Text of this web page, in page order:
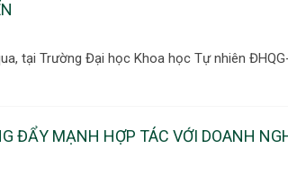
tại Trường Đại học Khoa học Tự nhiên
ĐẨY MẠNH HỢP TÁC VỚI DOANH